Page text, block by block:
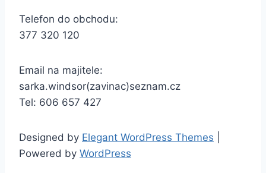
Telefon do obchodu:
377 320 120
Email na majitele:
sarka.windsor(zavinac)seznam.cz
Tel: 606 657 427
Designed by Elegant WordPress Themes
Powered by WordPress